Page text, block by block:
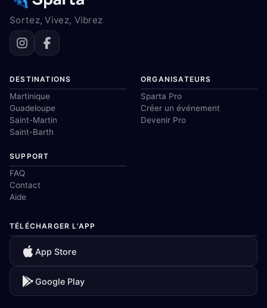
Sortez, Vivez, Vibrez
DESTINATIONS
Martinique
Guadeloupe
Saint-Martin
Saint-Barth
ORGANISATEURS
Sparta Pro
Créer un événement
Devenir Pro
SUPPORT
FAQ
Contact
Aide
TÉLÉCHARGER L'APP
App Store
Google Play